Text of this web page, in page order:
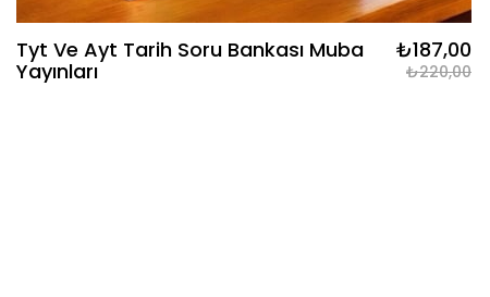
Tyt Ve Ayt Tarih Soru Bankası Muba
Yayınları
₺187,00
₺220,00